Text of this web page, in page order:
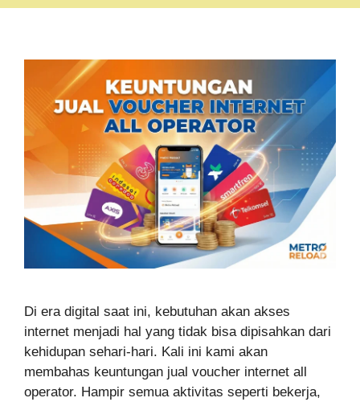
Di era digital saat ini, kebutuhan akan akses
internet menjadi hal yang tidak bisa dipisahkan dari
kehidupan sehari-hari. Kali ini kami akan
membahas keuntungan jual voucher internet all
operator. Hampir semua aktivitas seperti bekerja,